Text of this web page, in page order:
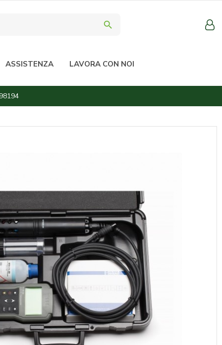
search
ASSISTENZA LAVORA CON NOI